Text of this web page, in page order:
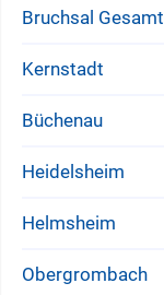
Bruchsal Gesamt
Kernstadt
Büchenau
Heidelsheim
Helmsheim
Obergrombach